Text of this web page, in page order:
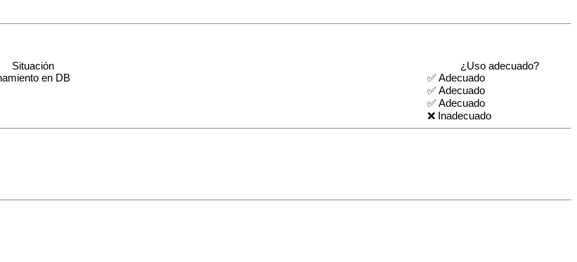
Situación
¿Uso adecuado?
en DB
✅ Adecuado
✅ Adecuado
✅ Adecuado
❌ Inadecuado